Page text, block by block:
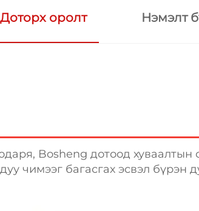
Доторх оролт Нэмэлт
Bosheng дотоод хуваалтын
чимээг багасгах эсвэл бүрэн